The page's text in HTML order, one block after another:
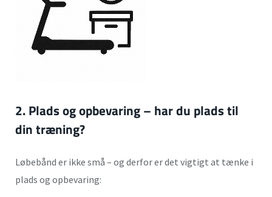
2. Plads og opbevaring– har du plads til
din træning?
Løbebånd er ikke små – og derfor er det vigtigt at tænke i
plads og opbevaring: